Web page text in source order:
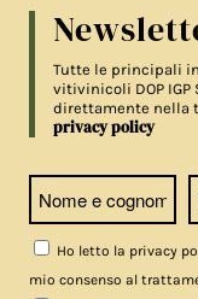
Tutte le principali
vitivinicoli DOP
direttamente nella
privacy policy
Ho letto la privacy
mio consenso al